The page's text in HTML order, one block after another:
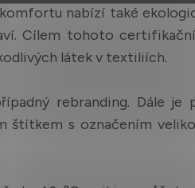
nabízí také
Cílem tohoto
látek v textiliích.
rebranding. Dále je
štítkem s označením